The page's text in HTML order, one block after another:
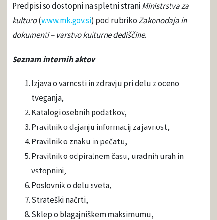
Predpisi so dostopni na spletni straniMinistrstva za
kulturo(www.mk.gov.si) pod rubrikoZakonodaja in
dokumenti – varstvo kulturne dediščine.
Seznam internih aktov
Izjava o varnosti in zdravju pri delu z oceno
tveganja,
Katalogi osebnih podatkov,
Pravilnik o dajanju informacij za javnost,
Pravilnik o znaku in pečatu,
Pravilnik o odpiralnem času, uradnih urah in
vstopnini,
Poslovnik o delu sveta,
Strateški načrti,
Sklep o blagajniškem maksimumu,